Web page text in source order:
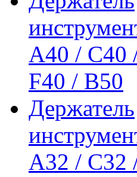
A40 / C40
F40 / B50
Держатель
A32 / C32